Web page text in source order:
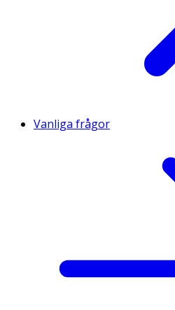
Vanliga frågor